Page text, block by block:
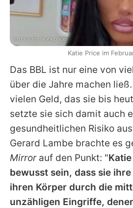
Das BBL ist nur eine von
über die Jahre machen
vielen Geld, das sie bis
setzte sie sich damit auch
gesundheitlichen Risiko
Gerard Lambe brachte es
Mirrorauf den Punkt: "Katie
bewusst sein, dass sie
ihren Körper durch die
unzähligen Eingriffe,
Instagram / katieprice
Katie Price im